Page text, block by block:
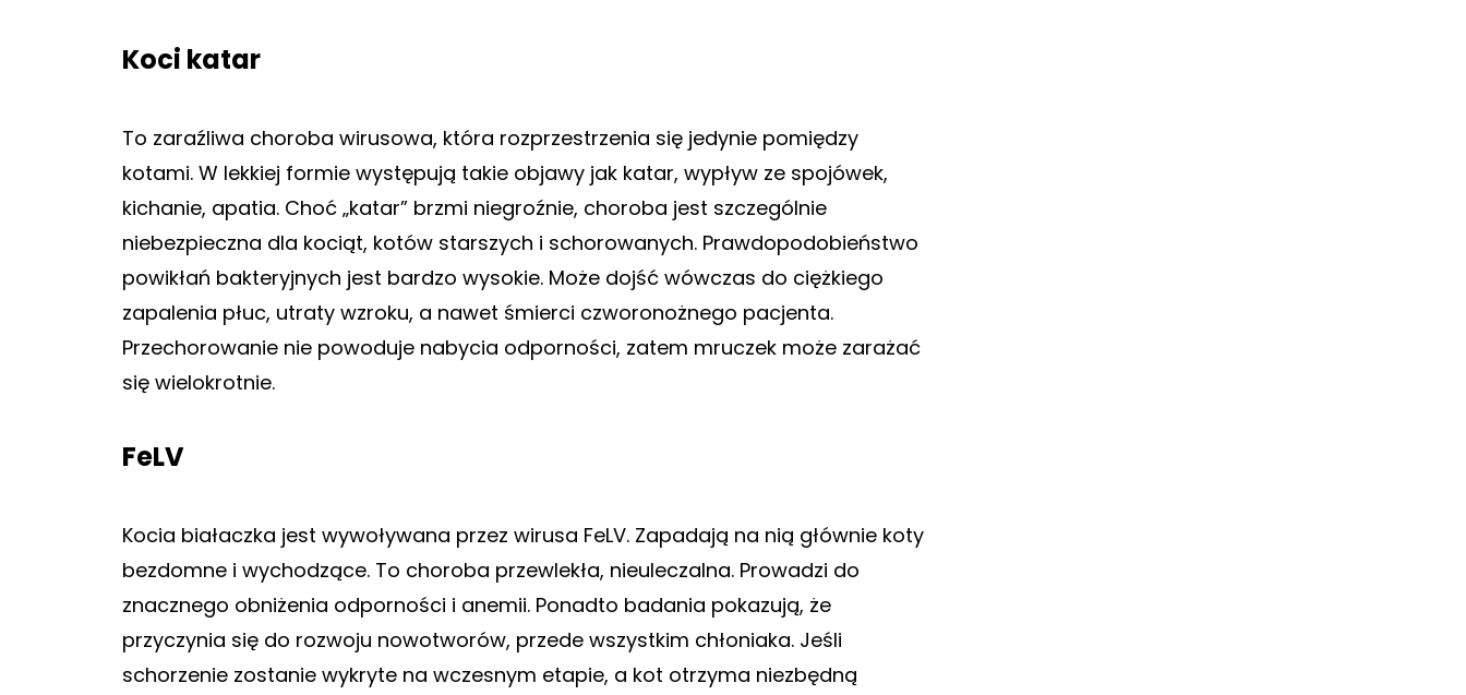
Koci katar
To zaraźliwa choroba wirusowa, która rozprzestrzenia się jedynie pomiędzy
kotami. W lekkiej formie występują takie objawy jak katar, wypływ ze spojówek,
kichanie, apatia. Choć „katar” brzmi niegroźnie, choroba jest szczególnie
niebezpieczna dla kociąt, kotów starszych i schorowanych. Prawdopodobieństwo
powikłań bakteryjnych jest bardzo wysokie. Może dojść wówczas do ciężkiego
zapalenia płuc, utraty wzroku, a nawet śmierci czworonożnego pacjenta.
Przechorowanie nie powoduje nabycia odporności, zatem mruczek może zarażać
się wielokrotnie.
FeLV
Kocia białaczka jest wywoływana przez wirusa FeLV. Zapadają na nią głównie koty
bezdomne i wychodzące. To choroba przewlekła, nieuleczalna. Prowadzi do
znacznego obniżenia odporności i anemii. Ponadto badania pokazują, że
przyczynia się do rozwoju nowotworów, przede wszystkim chłoniaka. Jeśli
schorzenie zostanie wykryte na wczesnym etapie, a kot otrzyma niezbędną